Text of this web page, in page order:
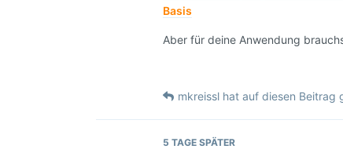
Basis
Aber für deine Anwendung
mkreissl hat auf diesen Beitrag
5 TAGE SPÄTER